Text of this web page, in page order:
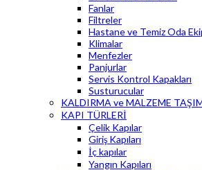
Fanlar
Filtreler
Hastane ve Temiz Oda
Klimalar
Menfezler
Panjurlar
Servis Kontrol Kapakları
Susturucular
KALDIRMA ve MALZEME
KAPI TÜRLERİ
Çelik Kapılar
Giriş Kapıları
İç kapılar
Yangın Kapıları